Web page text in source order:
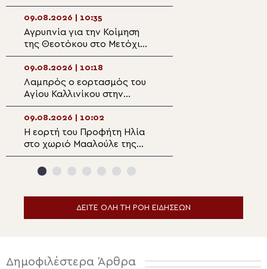
προσφοράς του Ιερού Ναού
Κοιμήσεως της Θεοτόκου
Πτελεού»
09.08.2026 | 10:35
Αγρυπνία για την Κοίμηση
της Θεοτόκου στο Μετόχι
της Σίμωνος Πέτρας στο
Βύρωνα
09.08.2026 | 10:18
Λαμπρός ο εορτασμός του
Αγίου Καλλινίκου στην
Έδεσσα
09.08.2026 | 10:02
Η εορτή του Προφήτη Ηλία
στο χωριό Μααλούλε της
Ναζαρέτ
ΔΕΙΤΕ ΟΛΗ ΤΗ ΡΟΗ ΕΙΔΗΣΕΩΝ
Δημοφιλέστερα Άρθρα